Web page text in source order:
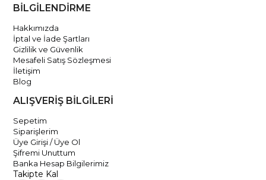
BİLGİLENDİRME
Hakkımızda
İptal ve İade Şartları
Gizlilik ve Güvenlik
Mesafeli Satış Sözleşmesi
İletişim
Blog
ALIŞVERİŞ BİLGİLERİ
Sepetim
Siparişlerim
Üye Girişi / Üye Ol
Şifremi Unuttum
Banka Hesap Bilgilerimiz
Takipte Kal